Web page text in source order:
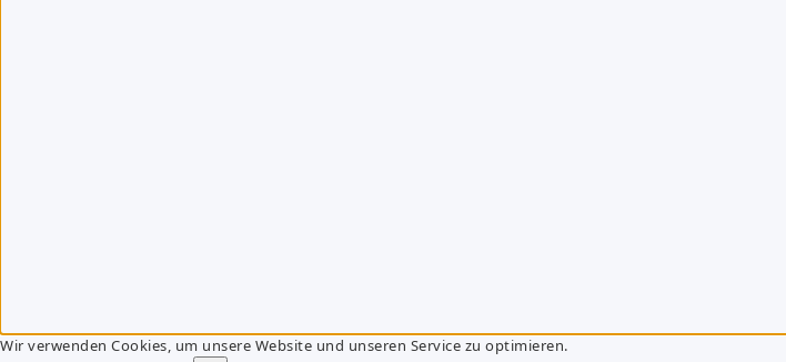
Wir verwenden Cookies, um unsere Website und unseren Service zu optimieren.